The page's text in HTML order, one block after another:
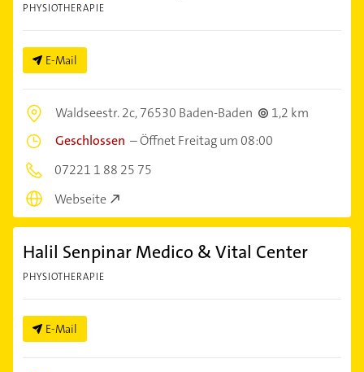
PHYSIOTHERAPIE
E-Mail
Waldseestr. 2c,76530 Baden-Baden
1,2 km
Geschlossen –Öffnet Freitag um 08:00
07221 1 88 25 75
Webseite
Halil Senpinar Medico & Vital Center
PHYSIOTHERAPIE
E-Mail